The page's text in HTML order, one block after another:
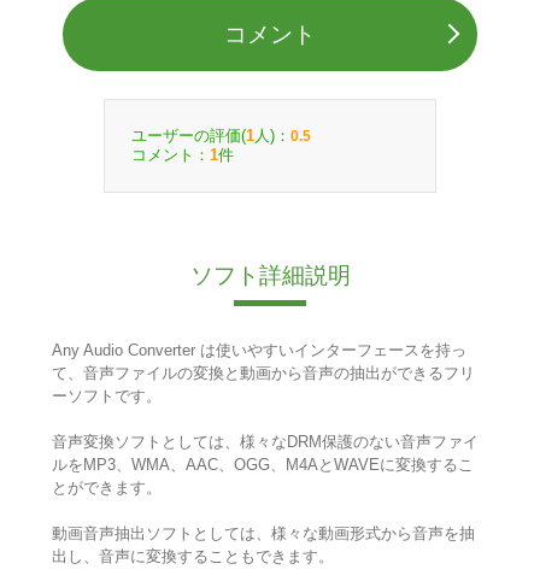
コメント
ユーザーの評価(1 人)： 0.5
コメント： 1件
ソフト詳細説明
Any Audio Converter は使いやすいインターフェースを持っ
て、音声ファイルの変換と動画から音声の抽出ができるフリ
ーソフトです。
音声変換ソフトとしては、様々なDRM保護のない音声ファイ
ルをMP3、WMA、AAC、OGG、M4AとWAVEに変換するこ
とができます。
動画音声抽出ソフトとしては、様々な動画形式から音声を抽
出し、音声に変換することもできます。